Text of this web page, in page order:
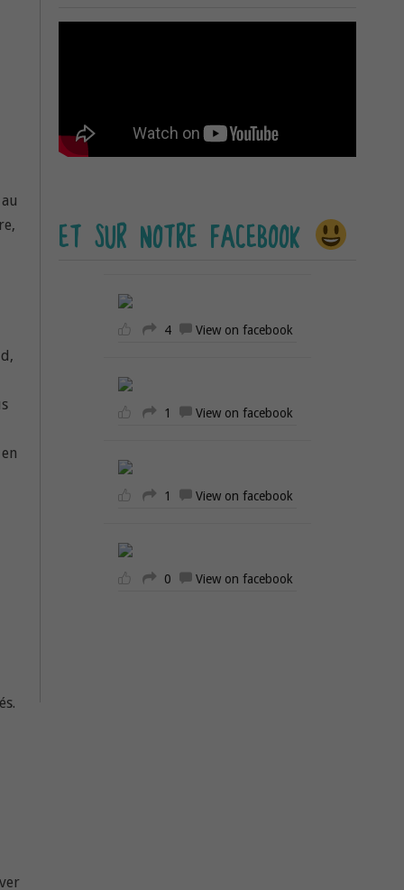
ET SUR NOTRE FACEBOOK
4 View on facebook
1 View on facebook
1 View on facebook
0 View on facebook